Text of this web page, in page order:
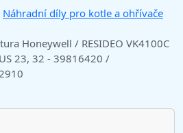
Náhradní díly pro kotle a ohřívače
Honeywell / RESIDEO VK4100C
23, 32 - 39816420 /